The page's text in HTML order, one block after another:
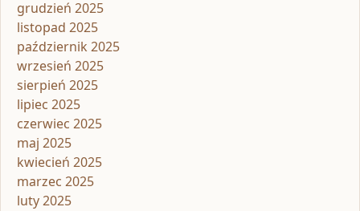
grudzień 2025
listopad 2025
październik 2025
wrzesień 2025
sierpień 2025
lipiec 2025
czerwiec 2025
maj 2025
kwiecień 2025
marzec 2025
luty 2025